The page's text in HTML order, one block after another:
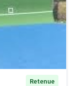
Retenue